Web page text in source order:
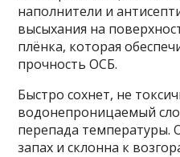
наполнители и
высыхания на
плёнка, которая
прочность ОСБ.
Быстро сохнет, не
водонепроницаемый
перепада температуры.
запах и склонна к